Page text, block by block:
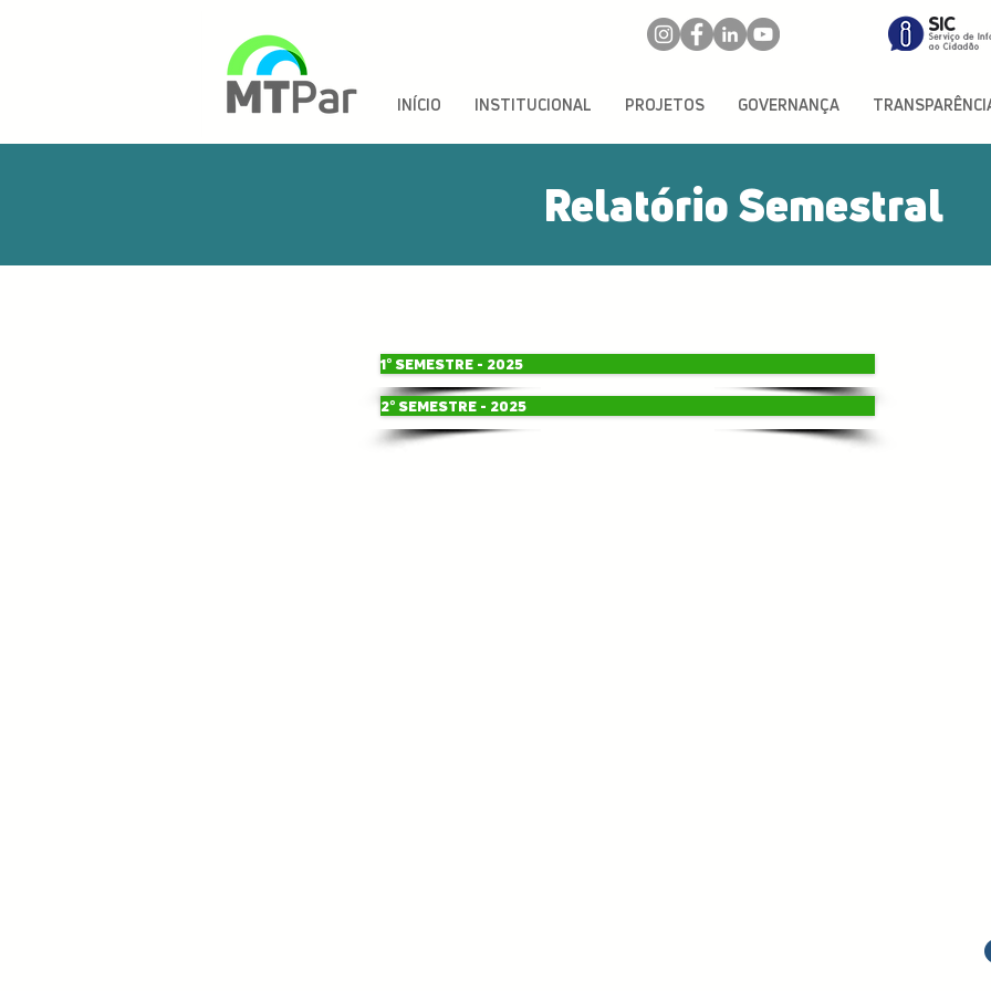
INÍCIO INSTITUCIONAL PROJETOS GOVERNANÇA
Relatório Semestral
1° SEMESTRE - 2025
2° SEMESTRE - 2025